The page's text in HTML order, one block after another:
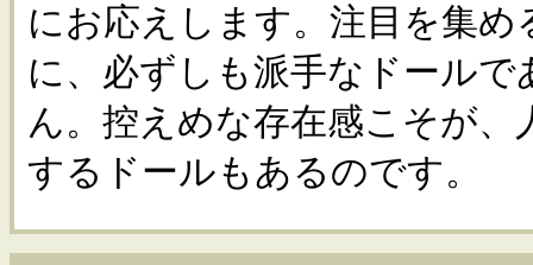
にお応えします。注目を集め
に、必ずしも派手なドール
ん。控えめな存在感こそが、
するドールもあるのです。